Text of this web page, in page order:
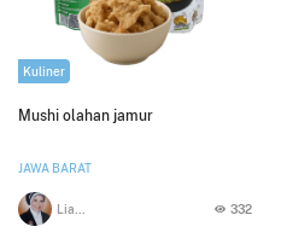
Kuliner
Mushi olahan jamur
JAWA BARAT
332